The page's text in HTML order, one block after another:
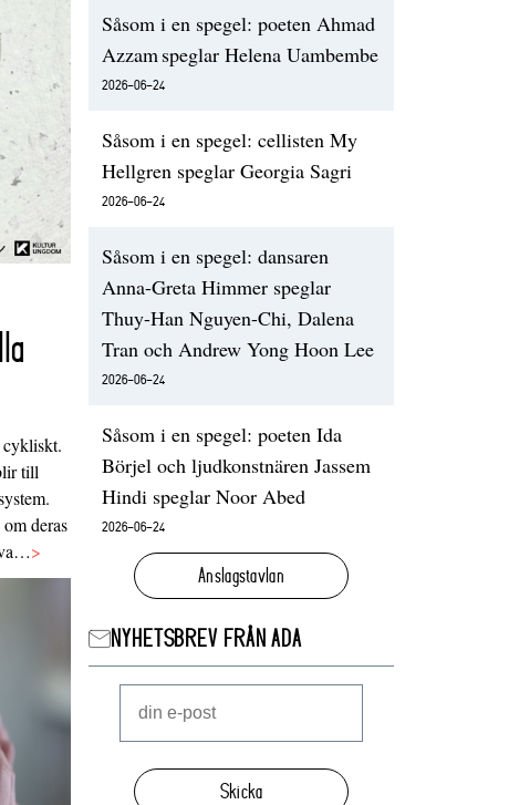
till
deras
>
Såsom i en spegel: poeten Ahmad
Azzam speglar Helena Uambembe
2026-06-24
Såsom i en spegel: cellisten My
Hellgren speglar Georgia Sagri
2026-06-24
Såsom i en spegel: dansaren
Anna-Greta Himmer speglar
Thuy-Han Nguyen-Chi, Dalena
Tran och Andrew Yong Hoon Lee
2026-06-24
Såsom i en spegel: poeten Ida
Börjel och ljudkonstnären Jassem
Hindi speglar Noor Abed
2026-06-24
Anslagstavlan
NYHETSBREV FRÅN ADA
Skicka